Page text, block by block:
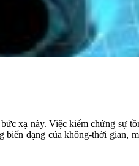
xạ này. Việc kiểm chứng sự
dạng của không-thời gian,